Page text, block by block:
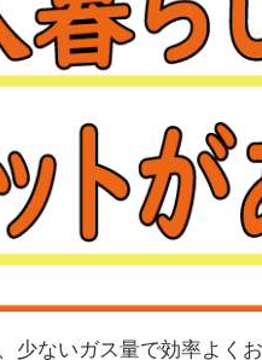
少ないガス量で効率よく